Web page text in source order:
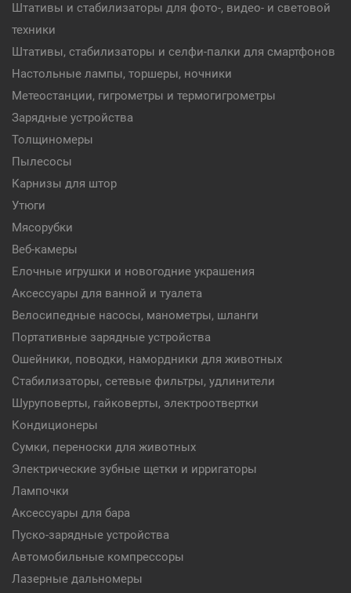
Штативы и стабилизаторы для фото-, видео- и световой
техники
Штативы, стабилизаторы и селфи-палки для смартфонов
Настольные лампы, торшеры, ночники
Метеостанции, гигрометры и термогигрометры
Зарядные устройства
Толщиномеры
Пылесосы
Карнизы для штор
Утюги
Мясорубки
Веб-камеры
Елочные игрушки и новогодние украшения
Аксессуары для ванной и туалета
Велосипедные насосы, манометры, шланги
Портативные зарядные устройства
Ошейники, поводки, намордники для животных
Стабилизаторы, сетевые фильтры, удлинители
Шуруповерты, гайковерты, электроотвертки
Кондиционеры
Сумки, переноски для животных
Электрические зубные щетки и ирригаторы
Лампочки
Аксессуары для бара
Пуско-зарядные устройства
Автомобильные компрессоры
Лазерные дальномеры